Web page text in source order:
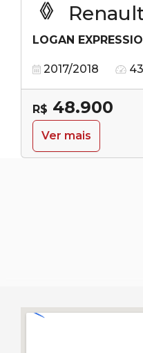
LOGAN
2017/2018
R$ 48.900
Ver mais